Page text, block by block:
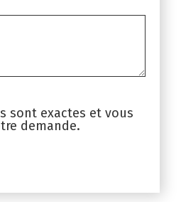
sont exactes et vous
demande.